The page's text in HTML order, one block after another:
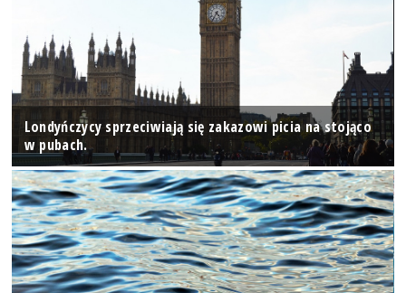
Londyńczycy sprzeciwiają się zakazowi picia na stojąco
w pubach.